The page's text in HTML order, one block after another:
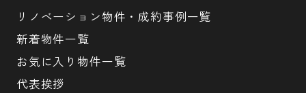
リノベーション物件・成約事例一覧
新着物件一覧
お気に入り物件一覧
代表挨拶